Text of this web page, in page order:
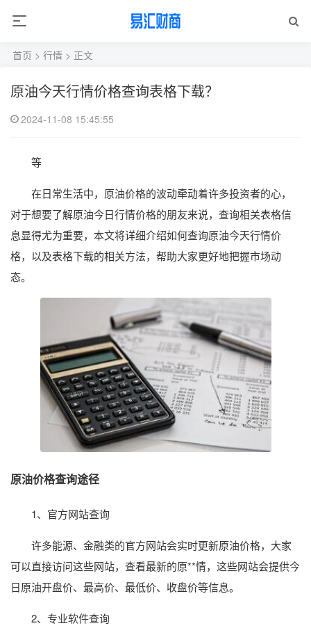
首页 > 行情 > 正文
原油今天行情价格查询表格下载？
2024-11-08 15:45:55
等
在日常生活中，原油价格的波动牵动着许多投资者的心，
对于想要了解原油今日行情价格的朋友来说，查询相关表格信
息显得尤为重要，本文将详细介绍如何查询原油今天行情价
格，以及表格下载的相关方法，帮助大家更好地把握市场动
态。
原油价格查询途径
1、官方网站查询
许多能源、金融类的官方网站会实时更新原油价格，大家
可以直接访问这些网站，查看最新的原**情，这些网站会提供今
日原油开盘价、最高价、最低价、收盘价等信息。
2、专业软件查询